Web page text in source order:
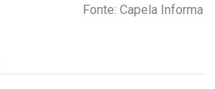
Fonte: Capela Informa